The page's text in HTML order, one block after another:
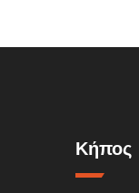
Κήπος